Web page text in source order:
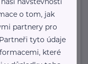
cs-czo tom, jak
partnery pro
tyto údaje
které